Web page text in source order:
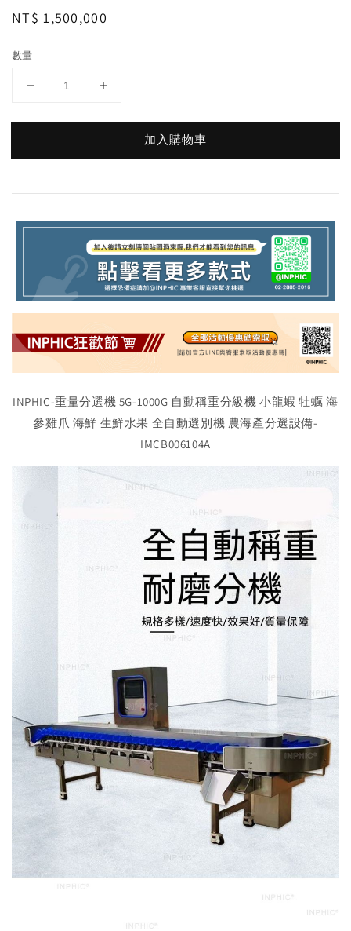
Regular
NT$ 1,500,000
數量
加入購物車
INPHIC-重量分選機 5G-1000G 自動稱重分級機 小龍蝦 牡蠣 海
參雞爪 海鮮 生鮮水果 全自動選別機 農海產分選設備-
IMCB006104A